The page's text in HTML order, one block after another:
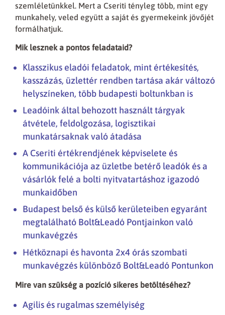
szemléletünkkel. Mert a Cseriti tényleg több, mint egy
munkahely, veled együtt a saját és gyermekeink jövőjét
formálhatjuk.
Mik lesznek a pontos feladataid?
Klasszikus eladói feladatok, mint értékesítés,
kasszázás, üzlettér rendben tartása akár változó
helyszíneken, több budapesti boltunkban is
Leadóink által behozott használt tárgyak
átvétele, feldolgozása, logisztikai
munkatársaknak való átadása
A Cseriti értékrendjének képviselete és
kommunikációja az üzletbe betérő leadók és a
vásárlók felé a bolti nyitvatartáshoz igazodó
munkaidőben
Budapest belső és külső kerületeiben egyaránt
megtalálható Bolt&Leadó Pontjainkon való
munkavégzés
Hétköznapi és havonta 2x4 órás szombati
munkavégzés különböző Bolt&Leadó Pontunkon
Mire van szükség a pozíció sikeres betöltéséhez?
Agilis és rugalmas személyiség